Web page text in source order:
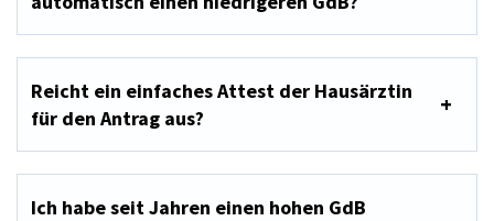
Reicht ein einfaches Attest der Hausärztin
für den Antrag aus?
Ich habe seit Jahren einen hohen GdB